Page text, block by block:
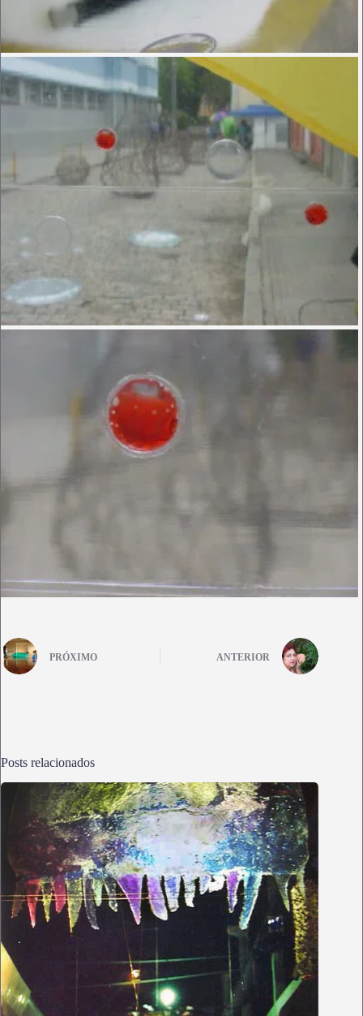
ANTERIOR
PRÓXIMO
Posts relacionados